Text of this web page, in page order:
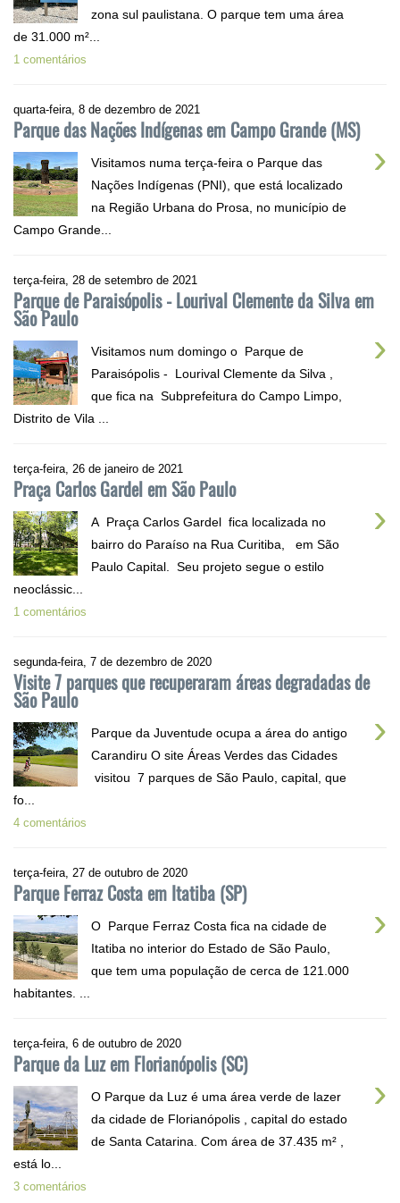
zona sul paulistana. O parque tem uma área
de 31.000 m²...
1 comentários
quarta-feira, 8 de dezembro de 2021
Parque das Nações Indígenas em Campo Grande (MS)
›
Visitamos numa terça-feira o Parque das
Nações Indígenas (PNI), que está localizado
na Região Urbana do Prosa, no município de
Campo Grande...
terça-feira, 28 de setembro de 2021
Parque de Paraisópolis - Lourival Clemente da Silva em
São Paulo
›
Visitamos num domingo o Parque de
Paraisópolis - Lourival Clemente da Silva ,
que fica na Subprefeitura do Campo Limpo,
Distrito de Vila ...
terça-feira, 26 de janeiro de 2021
Praça Carlos Gardel em São Paulo
›
A Praça Carlos Gardel fica localizada no
bairro do Paraíso na Rua Curitiba, em São
Paulo Capital. Seu projeto segue o estilo
neoclássic...
1 comentários
segunda-feira, 7 de dezembro de 2020
Visite 7 parques que recuperaram áreas degradadas de
São Paulo
›
Parque da Juventude ocupa a área do antigo
Carandiru O site Áreas Verdes das Cidades
visitou 7 parques de São Paulo, capital, que
fo...
4 comentários
terça-feira, 27 de outubro de 2020
Parque Ferraz Costa em Itatiba (SP)
›
O Parque Ferraz Costa fica na cidade de
Itatiba no interior do Estado de São Paulo,
que tem uma população de cerca de 121.000
habitantes. ...
terça-feira, 6 de outubro de 2020
Parque da Luz em Florianópolis (SC)
›
O Parque da Luz é uma área verde de lazer
da cidade de Florianópolis , capital do estado
de Santa Catarina. Com área de 37.435 m² ,
está lo...
3 comentários